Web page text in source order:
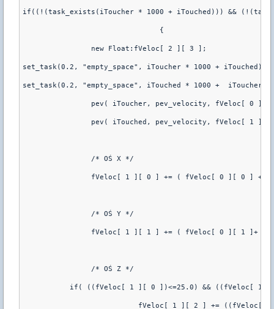
if((!(task_exists(iToucher * 1000 + iTouched))) &&
				{
		new Float:fVeloc[ 2 ][ 3 ];
set_task(0.2, "empty_space", iToucher * 1000 + iTouched)
set_task(0.2, "empty_space", iTouched * 1000 +  iToucher)
pev( iToucher, pev_velocity, fVeloc[ 0 ]
pev( iTouched, pev_velocity, fVeloc[ 1 ]
		/* OŚ X */
fVeloc[ 1 ][ 0 ] += ( fVeloc[ 0 ][ 0 ] +
		/* OŚ Y */
fVeloc[ 1 ][ 1 ] += ( fVeloc[ 0 ][ 1 ]+
		/* OŚ Z */
if( ((fVeloc[ 1 ][ 0 ])<=25.0) && ((fVeloc[ 1
fVeloc[ 1 ][ 2 ] +=